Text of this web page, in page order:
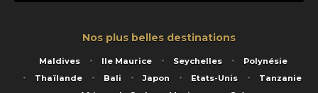
Nos plus belles destinations
Maldives Ile Maurice Seychelles
Polynésie
Thaïlande
Bali Japon Etats-Unis
Tanzanie